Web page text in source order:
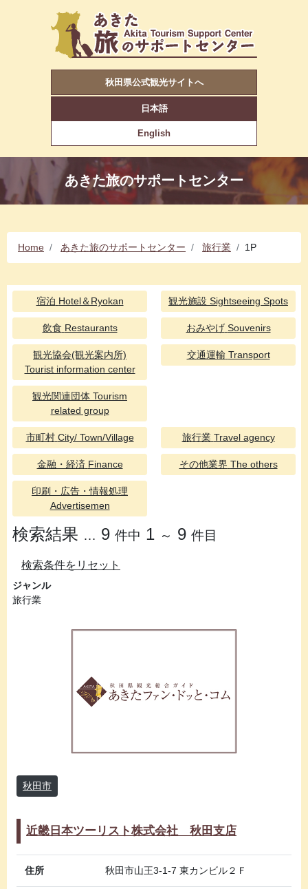
秋田県公式観光サイトへ
日本語
English
あきた旅のサポートセンター
Home あきた旅のサポートセンター 旅行業 1P
宿泊 Hotel＆Ryokan 観光施設 Sightseeing Spots
飲食 Restaurants おみやげ Souvenirs
観光協会(観光案内所)
Tourist information center
交通運輸 Transport
観光関連団体 Tourism
related group
市町村 City/ Town/Village 旅行業 Travel agency
金融・経済 Finance その他業界 The others
印刷・広告・情報処理
Advertisemen
検索結果 … 9 件中 1 ～ 9 件目
検索条件をリセット
ジャンル
旅行業
秋田市
近畿日本ツーリスト株式会社 秋田支店
住所 秋田市山王3-1-7 東カンビル２Ｆ